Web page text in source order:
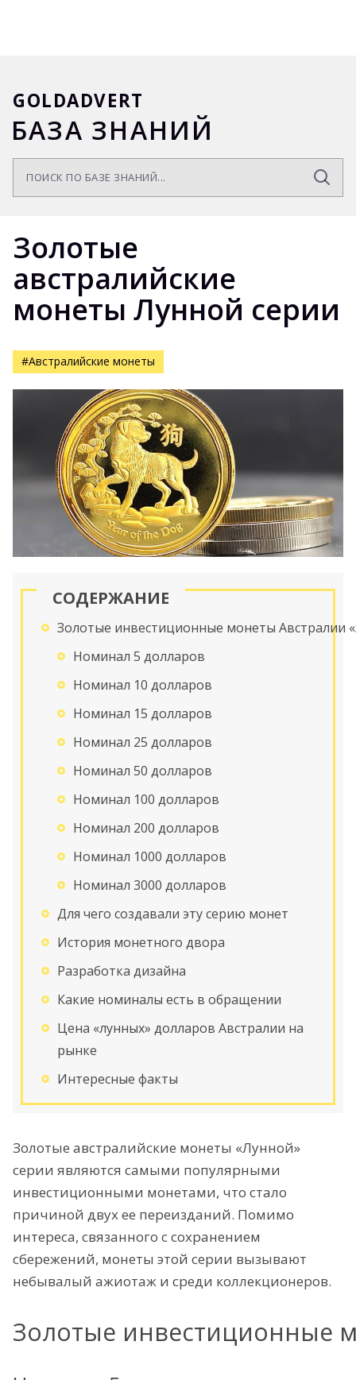
GOLDADVERT
БАЗА ЗНАНИЙ
Золотые
австралийские
монеты Лунной серии
#Австралийские монеты
СОДЕРЖАНИЕ
Золотые инвестиционные монеты Австралии
Номинал 5 долларов
Номинал 10 долларов
Номинал 15 долларов
Номинал 25 долларов
Номинал 50 долларов
Номинал 100 долларов
Номинал 200 долларов
Номинал 1000 долларов
Номинал 3000 долларов
Для чего создавали эту серию монет
История монетного двора
Разработка дизайна
Какие номиналы есть в обращении
Цена «лунных» долларов Австралии на
рынке
Интересные факты
Золотые австралийские монеты «Лунной»
серии являются самыми популярными
инвестиционными монетами, что стало
причиной двух ее переизданий. Помимо
интереса, связанного с сохранением
сбережений, монеты этой серии вызывают
небывалый ажиотаж и среди коллекционеров.
Золотые инвестиционные